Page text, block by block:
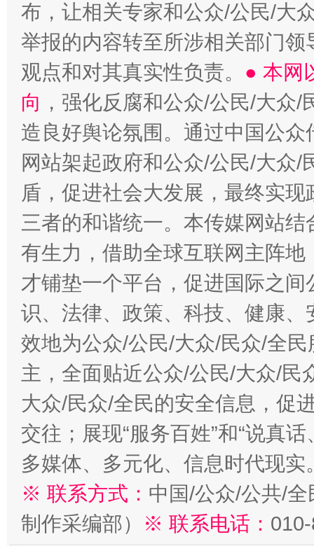
布，让相关专家和公众/公民/大
举报的内容转至所涉相关部门
观点和对其真实性负责。 ● 本网
向 ，强化反腐和公众/公民/大众
造良好舆论氛围。通过中国公
网站架起政府和公众/公民/大众
盾，促进社会大发展，最终实
三者的和谐统一。本传媒网站
有生力，借助全球互联网主阵
才铺垫一个平台，促进国际之
识、法律、政策、科技、健康
效地为公众/公民/大众/民众/全
主，全面贴近公众/公民/大众/民
大众/民众/全民的安全信息，促
交往；展现“服务百姓”和“说真
多媒体、多元化、信息时代现实
※ 联系方式： 中国/公众/公共/
制作采编部）
※ 联系电话：